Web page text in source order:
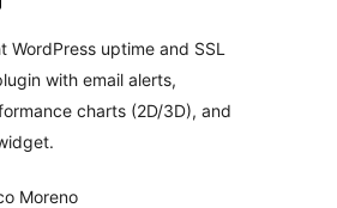
WordPress uptime and SSL
with email alerts,
charts (2D/3D), and
Moreno